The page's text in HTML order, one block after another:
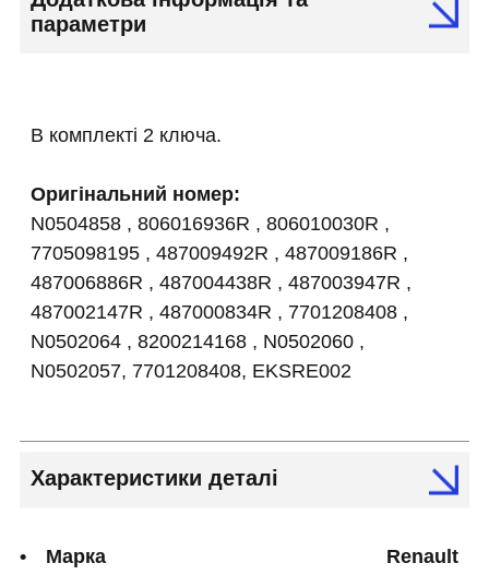
параметри
В комплекті 2 ключа.
Оригінальний номер:
N0504858 , 806016936R , 806010030R ,
7705098195 , 487009492R , 487009186R ,
487006886R , 487004438R , 487003947R ,
487002147R , 487000834R , 7701208408 ,
N0502064 , 8200214168 , N0502060 ,
N0502057, 7701208408, EKSRE002
Характеристики деталі
Марка Renault